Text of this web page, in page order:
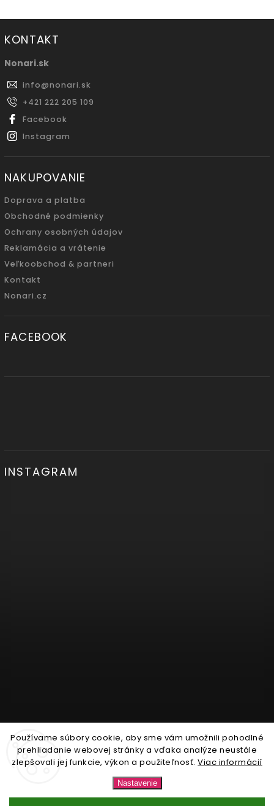
Používame súbory cookie, aby sme vám umožnili pohodlné
prehliadanie webovej stránky a vďaka analýze neustále
zlepšovali jej funkcie, výkon a použiteľnosť.Viac informácií
Nastavenie
KONTAKT
Nonari.sk
info@nonari.sk
+421 222 205 109
Facebook
Instagram
NAKUPOVANIE
Doprava a platba
Obchodné podmienky
Ochrany osobných údajov
Reklamácia a vrátenie
Veľkoobchod & partneri
Kontakt
Nonari.cz
FACEBOOK
INSTAGRAM
Sledovať na Instagrame
Nonari.sk. Všetky práva vyhradené.
Upraviť nastavenie cookies